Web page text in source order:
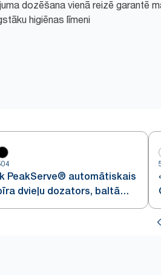
dozēšana vienā reizē garantē
higiēnas līmeni
PeakServe® automātiskais
dvieļu dozators, baltā